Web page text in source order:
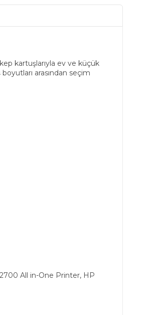
kartuşlarıyla ev ve küçük
arasından seçim
All in-One Printer, HP